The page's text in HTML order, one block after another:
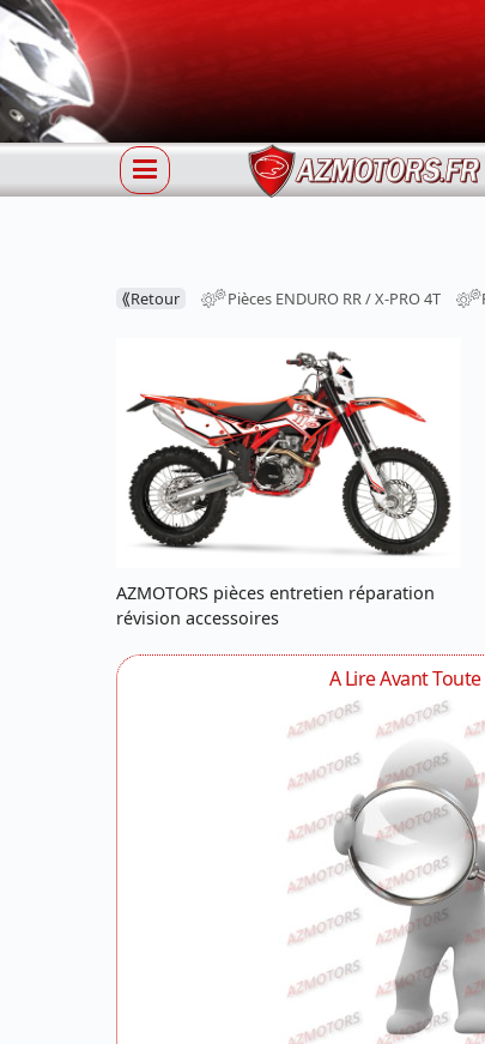
⟪Retour Pièces ENDURO RR / X-PRO 4T
AZMOTORS pièces entretien réparation
révision accessoires
A Lire Avant